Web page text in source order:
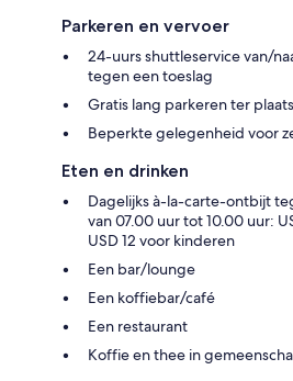
Parkeren en vervoer
24-uurs shuttleservice van/
tegen een toeslag
Gratis lang parkeren ter
Beperkte gelegenheid voor
Eten en drinken
Dagelijks à-la-carte-ontbijt
van 07.00 uur tot 10.00 uur:
USD 12 voor kinderen
Een bar/lounge
Een koffiebar/café
Een restaurant
Koffie en thee in